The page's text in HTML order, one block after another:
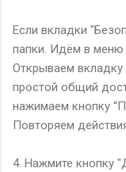
Если вкладки
папки. Идём в меню
Открываем вкладку
простой общий
нажимаем кнопку
Повторяем
4. Нажмите кнопку